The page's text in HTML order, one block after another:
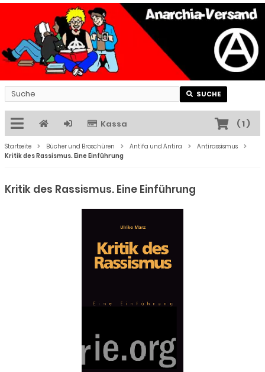
SUCHE
Kassa (1)
Startseite Bücher und Broschüren Antifa und Antira
Antirassismus
Kritik des Rassismus. Eine Einführung
Kritik des Rassismus. Eine Einführung